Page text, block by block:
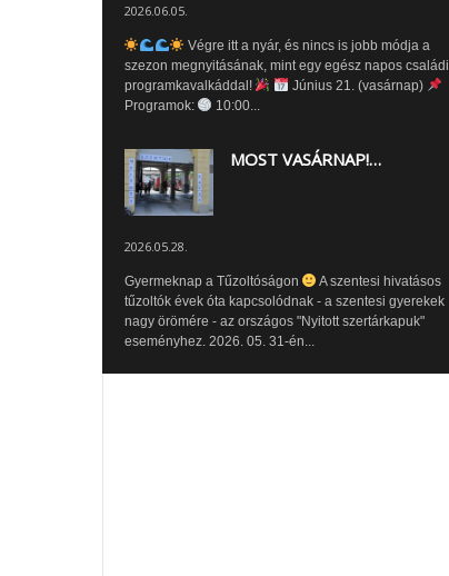
2026.06.05.
Végre itt a nyár, és nincs is jobb módja a
szezon megnyitásának, mint egy egész napos családi
programkavalkáddal!
Június 21. (vasárnap)
Programok:
10:00...
MOST VASÁRNAP!…
2026.05.28.
Gyermeknap a Tűzoltóságon
A szentesi hivatásos
tűzoltók évek óta kapcsolódnak - a szentesi gyerekek
nagy örömére - az országos "Nyitott szertárkapuk"
eseményhez. 2026. 05. 31-én...